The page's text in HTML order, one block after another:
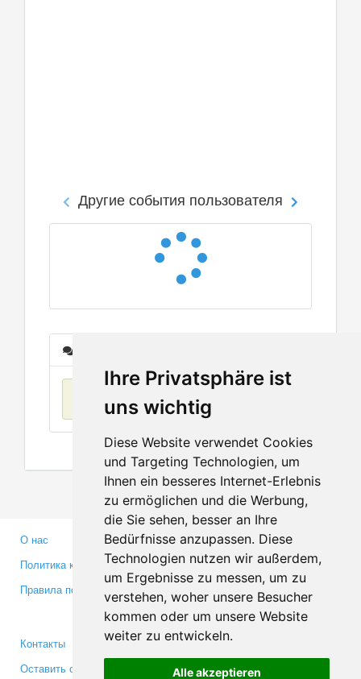
Ihre Privatsphäre ist
uns wichtig
Diese Website verwendet Cookies
und Targeting Technologien, um
Ihnen ein besseres Internet-Erlebnis
zu ermöglichen und die Werbung,
die Sie sehen, besser an Ihre
Bedürfnisse anzupassen. Diese
Technologien nutzen wir außerdem,
um Ergebnisse zu messen, um zu
verstehen, woher unsere Besucher
kommen oder um unsere Website
weiter zu entwickeln.
Alle akzeptieren
Другие события пользователя
О нас
Политика конфиденциальности
Правила пользования
Партнерам
Инвесторам
Медиа
Контакты
Оставить отзыв
Facebook
Twitter